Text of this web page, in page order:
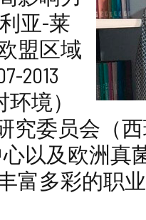
亚-莱
盟区域
2013
境）
究委员会（
以及欧洲真
多彩的职